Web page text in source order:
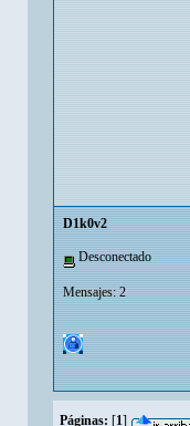
D1k0v2
Desconectado
Mensajes: 2
Páginas: [1]